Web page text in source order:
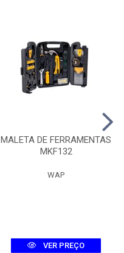
MALETA DE FERRAMENTAS
MKF132
WAP
VER PREÇO